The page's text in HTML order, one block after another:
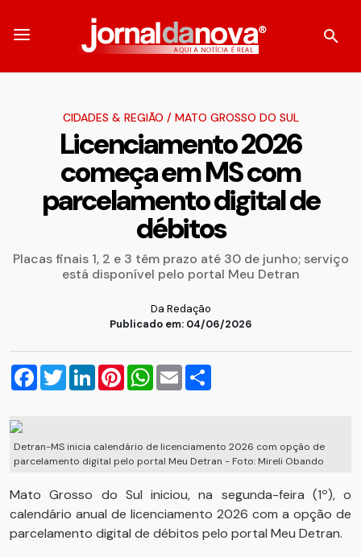
CIDADES & REGIÃO / MATO GROSSO DO SUL
Licenciamento 2026
começa em MS com
parcelamento digital de
débitos
Placas finais 1, 2 e 3 têm prazo até 30 de junho; serviço
está disponível pelo portal Meu Detran
Da Redação
Publicado em: 04/06/2026
Facebook
TwitterLinkedInPinterestWhatsApp
Email
Detran-MS inicia calendário de licenciamento 2026 com opção de
parcelamento digital pelo portal Meu Detran - Foto: Mireli Obando
Mato Grosso do Sul iniciou, na segunda-feira (1º), o
calendário anual de licenciamento 2026 com a opção de
parcelamento digital de débitos pelo portal Meu Detran.